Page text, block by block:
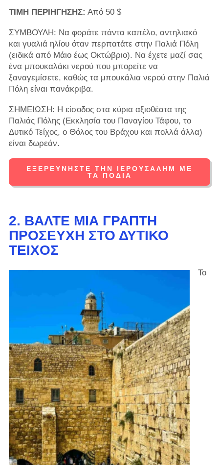
ΤΙΜΗ ΠΕΡΙΗΓΗΣΗΣ: Από 50 $
ΣΥΜΒΟΥΛΗ: Να φοράτε πάντα καπέλο, αντηλιακό
και γυαλιά ηλίου όταν περπατάτε στην Παλιά Πόλη
(ειδικά από Μάιο έως Οκτώβριο). Να έχετε μαζί σας
ένα μπουκαλάκι νερού που μπορείτε να
ξαναγεμίσετε, καθώς τα μπουκάλια νερού στην Παλιά
Πόλη είναι πανάκριβα.
ΣΗΜΕΙΩΣΗ: Η είσοδος στα κύρια αξιοθέατα της
Παλιάς Πόλης (Εκκλησία του Παναγίου Τάφου, το
Δυτικό Τείχος, ο Θόλος του Βράχου και πολλά άλλα)
είναι δωρεάν.
ΕΞΕΡΕΥΝΉΣΤΕ ΤΗΝ ΙΕΡΟΥΣΑΛΉΜ ΜΕ
ΤΑ ΠΌΔΙΑ
2. ΒΆΛΤΕ ΜΙΑ ΓΡΑΠΤΉ
ΠΡΟΣΕΥΧΉ ΣΤΟ ΔΥΤΙΚΌ
ΤΕΊΧΟΣ
Το